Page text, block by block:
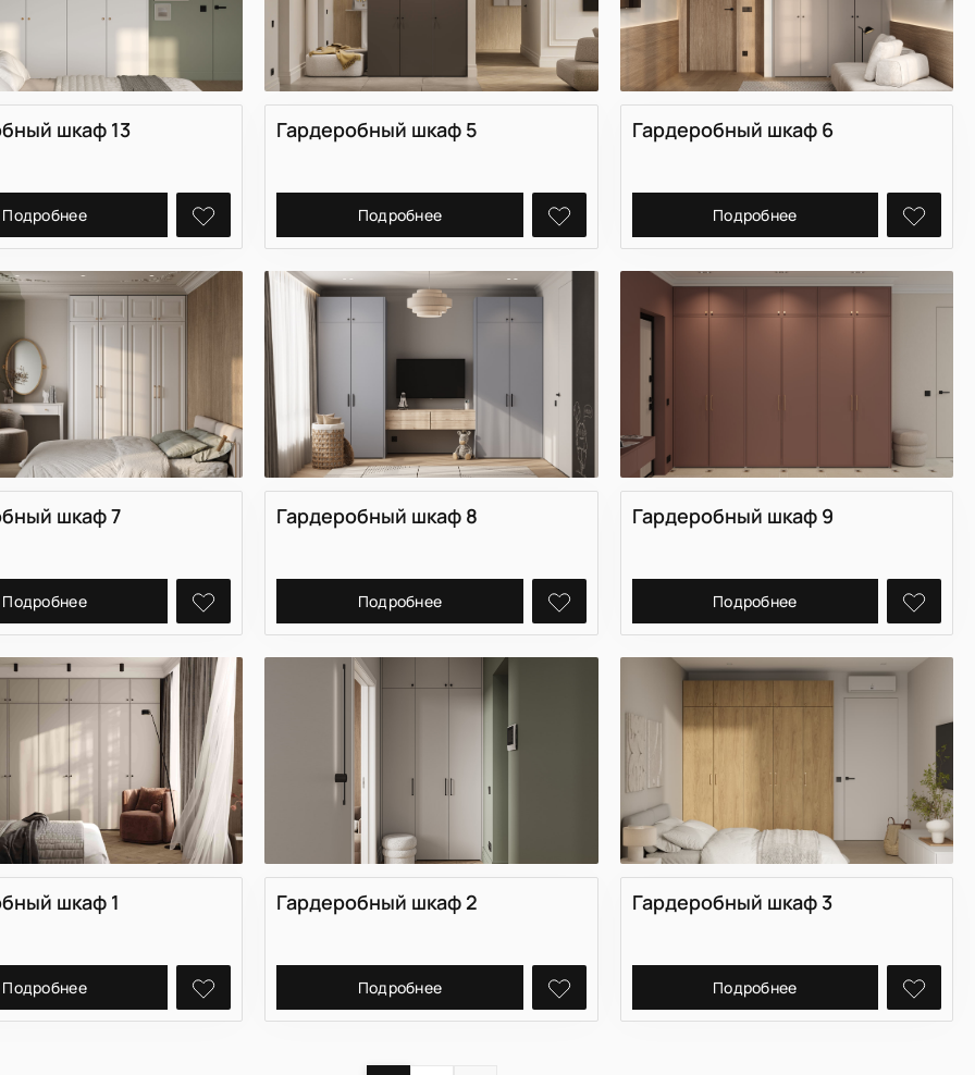
шкаф 13
Подробнее
Гардеробный шкаф 5
Подробнее
Гардеробный шкаф 6
Подробнее
шкаф 7
Подробнее
Гардеробный шкаф 8
Подробнее
Гардеробный шкаф 9
Подробнее
шкаф 1
Подробнее
Гардеробный шкаф 2
Подробнее
Гардеробный шкаф 3
Подробнее